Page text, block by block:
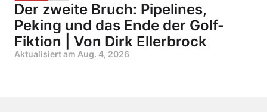
Der zweite Bruch: Pipelines,
Peking und das Ende der Golf-
Fiktion | Von Dirk Ellerbrock
Aktualisiert am Aug. 4, 2026